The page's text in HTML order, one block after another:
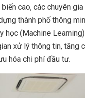
cao, các chuyên
thành phố thông
học (Machine
xử lý thông tin, tăng
hóa chi phí đầu tư.